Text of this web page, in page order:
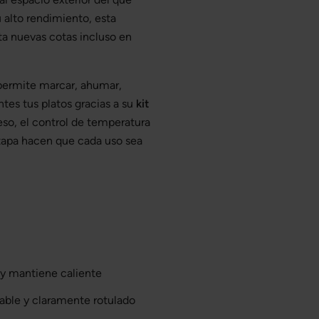
alto rendimiento, esta
nuevas cotas incluso en
marcar, ahumar,
tus platos gracias a su kit
el control de temperatura
hacen que cada uso sea
mantiene caliente
y claramente rotulado